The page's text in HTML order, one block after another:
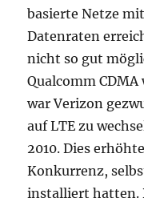
basierte Netze
Datenraten
nicht so gut
Qualcomm
war Verizon
auf LTE zu
2010. Dies
Konkurrenz,
installiert hatten.